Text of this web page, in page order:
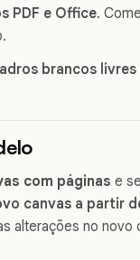
PDF e Office.
brancos
com páginas e
canvas a partir
alterações no novo